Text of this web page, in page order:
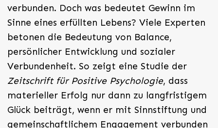
verbunden. Doch was bedeutet Gewinn im
Sinne eines erfüllten Lebens? Viele Experten
betonen die Bedeutung von Balance,
persönlicher Entwicklung und sozialer
Verbundenheit. So zeigt eine Studie der
Zeitschrift für Positive Psychologie, dass
materieller Erfolg nur dann zu langfristigem
Glück beiträgt, wenn er mit Sinnstiftung und
gemeinschaftlichem Engagement verbunden